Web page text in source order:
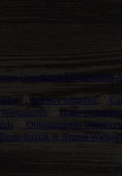
Groothandel Aanmelden
Nieuwe uitgaven
Hoge
Ontspannende
Beste Smaak & Aroma